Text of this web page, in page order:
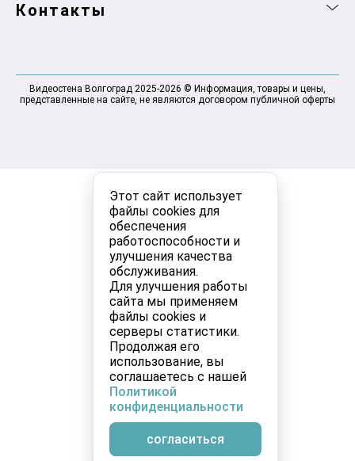
Этот сайт использует
файлы cookies для
обеспечения
работоспособности и
улучшения качества
обслуживания.
Для улучшения работы
сайта мы применяем
файлы cookies и
серверы статистики.
Продолжая его
использование, вы
соглашаетесь с нашей
Политикой
конфиденциальности
согласиться
Контакты
Видеостена Волгоград 2025-2026 © Информация, товары и цены,
представленные на сайте, не являются договором публичной оферты